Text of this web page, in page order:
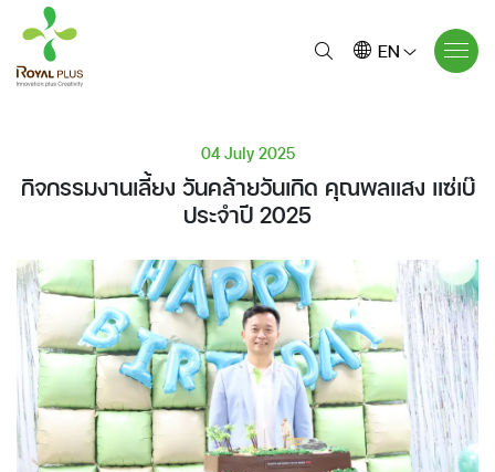
EN
04 July 2025
กิจกรรมงานเลี้ยง วันคล้ายวันเกิด คุณพลแสง แซ่เบ๊
ประจำปี 2025